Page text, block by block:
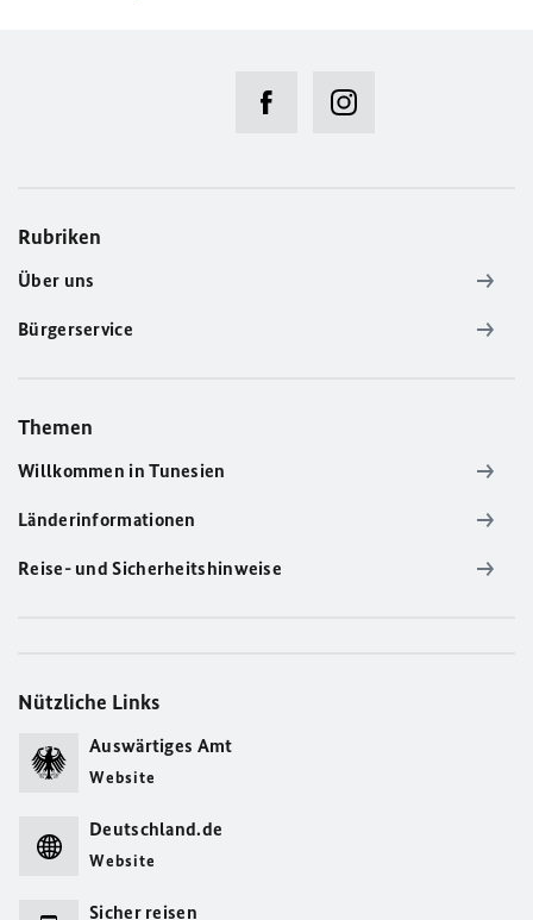
Rubriken
Über uns
Bürgerservice
Themen
Willkommen in Tunesien
Länderinformationen
Reise- und Sicherheitshinweise
Nützliche Links
Auswärtiges Amt
Website
Deutschland.de
Website
Sicher reisen